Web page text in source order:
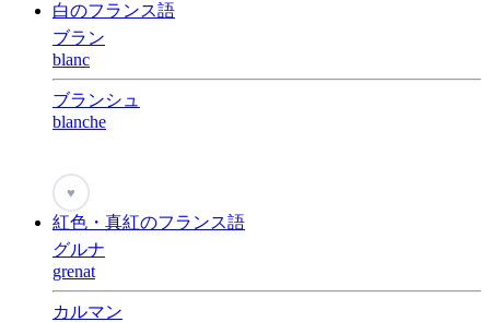
白のフランス語
ブラン
blanc
ブランシュ
blanche
♥
紅色・真紅のフランス語
グルナ
grenat
カルマン